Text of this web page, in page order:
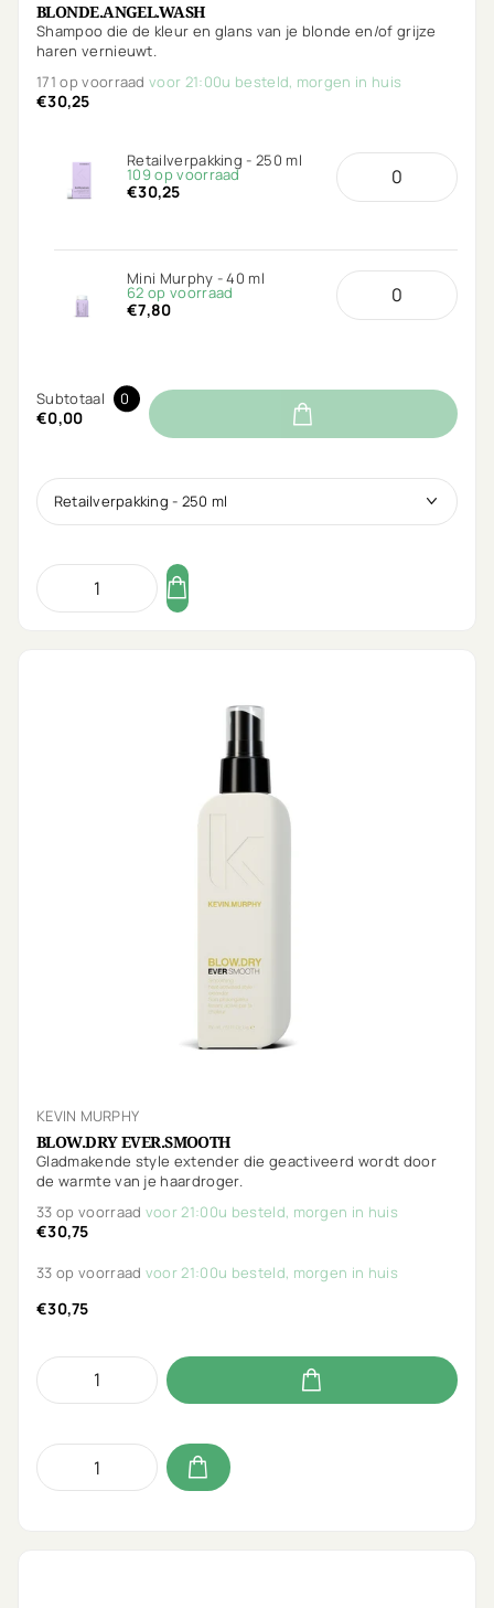
BLONDE.ANGEL.WASH
Shampoo die de kleur en glans van je blonde en/of grijze
haren vernieuwt.
171 op voorraadvoor 21:00u besteld, morgen in huis
€30,25
Retailverpakking - 250 ml
109 op voorraad
€30,25
Mini Murphy - 40 ml
62 op voorraad
€7,80
Subtotaal 0
€0,00
KEVIN MURPHY
BLOW.DRY EVER.SMOOTH
Gladmakende style extender die geactiveerd wordt door
de warmte van je haardroger.
33 op voorraad voor 21:00u besteld, morgen in huis
€30,75
33 op voorraad voor 21:00u besteld, morgen in huis
€30,75